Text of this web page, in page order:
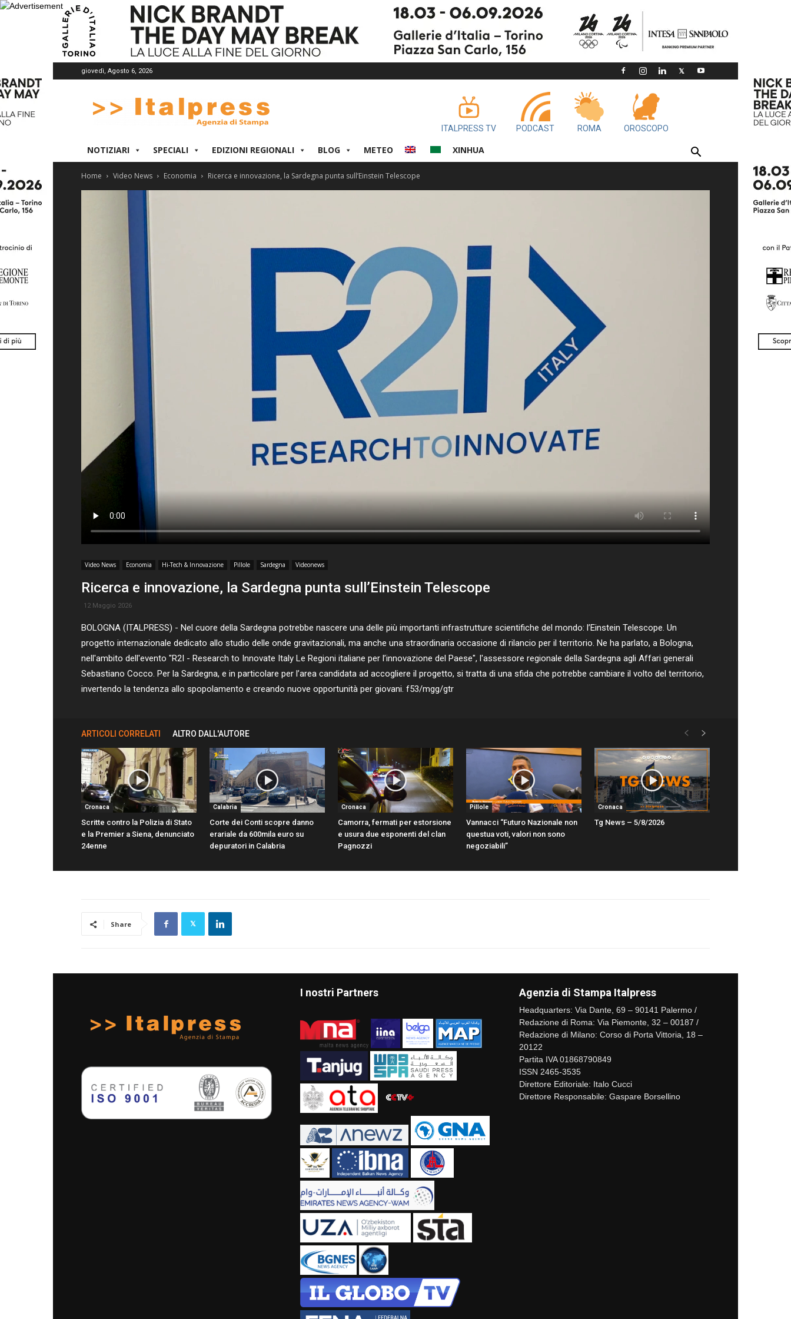
giovedì, Agosto 6, 2026
ITALPRESS TV PODCAST ROMA OROSCOPO
NOTIZIARI SPECIALI EDIZIONI REGIONALI BLOG METEO XINHUA
Home Video News Economia Ricerca e innovazione, la Sardegna punta sull’Einstein Telescope
Video News Economia Hi-Tech & Innovazione Pillole Sardegna Videonews
Ricerca e innovazione, la Sardegna punta sull’Einstein Telescope
12 Maggio 2026
BOLOGNA (ITALPRESS) - Nel cuore della Sardegna potrebbe nascere una delle più importanti infrastrutture scientifiche del mondo: l’Einstein Telescope. Un
progetto internazionale dedicato allo studio delle onde gravitazionali, ma anche una straordinaria occasione di rilancio per il territorio. Ne ha parlato, a Bologna,
nell'ambito dell'evento "R2I - Research to Innovate Italy Le Regioni italiane per l’innovazione del Paese", l'assessore regionale della Sardegna agli Affari generali
Sebastiano Cocco. Per la Sardegna, e in particolare per l’area candidata ad accogliere il progetto, si tratta di una sfida che potrebbe cambiare il volto del territorio,
invertendo la tendenza allo spopolamento e creando nuove opportunità per giovani. f53/mgg/gtr
ARTICOLI CORRELATI ALTRO DALL'AUTORE
Cronaca
Scritte contro la Polizia di Stato
e la Premier a Siena, denunciato
24enne
Calabria
Corte dei Conti scopre danno
erariale da 600mila euro su
depuratori in Calabria
Cronaca
Camorra, fermati per estorsione
e usura due esponenti del clan
Pagnozzi
Pillole
Vannacci “Futuro Nazionale non
questua voti, valori non sono
negoziabili”
Cronaca
Tg News – 5/8/2026
Share
I nostri Partners Agenzia di Stampa Italpress
Headquarters: Via Dante, 69 – 90141 Palermo /
Redazione di Roma: Via Piemonte, 32 – 00187 /
Redazione di Milano: Corso di Porta Vittoria, 18 –
20122
Partita IVA 01868790849
ISSN 2465-3535
Direttore Editoriale: Italo Cucci
Direttore Responsabile: Gaspare Borsellino